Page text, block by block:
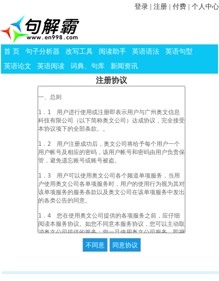
登录 注册 付费 个人中心
首 页 句子分析器 改写工具 阅读助手 英语语法
英语句型
英语论文
英语阅读 词典、句库 新闻资讯
注册协议